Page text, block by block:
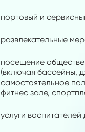
портовый и
развлекательные
посещение
(включая бассейны,
самостоятельное
фитнес зале,
услуги